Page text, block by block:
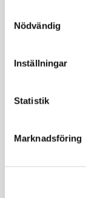
Nödvändig
Inställningar
Statistik
Marknadsföring